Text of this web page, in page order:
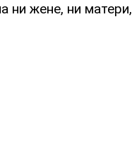
ни жене, ни матери,